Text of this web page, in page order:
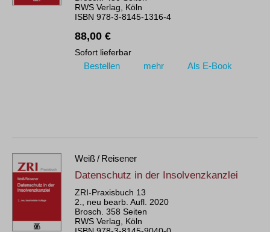
RWS Verlag, Köln
ISBN 978-3-8145-1316-4
88,00 €
Sofort lieferbar
Bestellen mehr Als E-Book
Weiß / Reisener
Datenschutz in der Insolvenzkanzlei
ZRI-Praxisbuch 13
2., neu bearb. Aufl. 2020
Brosch. 358 Seiten
RWS Verlag, Köln